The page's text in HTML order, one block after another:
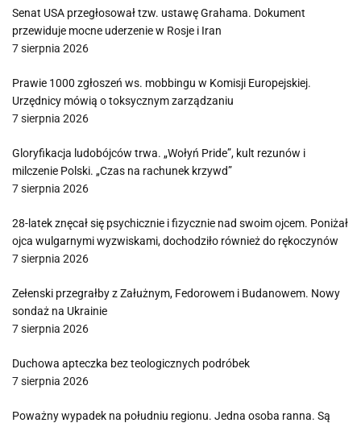
Senat USA przegłosował tzw. ustawę Grahama. Dokument
przewiduje mocne uderzenie w Rosje i Iran
7 sierpnia 2026
Prawie 1000 zgłoszeń ws. mobbingu w Komisji Europejskiej.
Urzędnicy mówią o toksycznym zarządzaniu
7 sierpnia 2026
Gloryfikacja ludobójców trwa. „Wołyń Pride”, kult rezunów i
milczenie Polski. „Czas na rachunek krzywd”
7 sierpnia 2026
28-latek znęcał się psychicznie i fizycznie nad swoim ojcem. Poniżał
ojca wulgarnymi wyzwiskami, dochodziło również do rękoczynów
7 sierpnia 2026
Zełenski przegrałby z Załużnym, Fedorowem i Budanowem. Nowy
sondaż na Ukrainie
7 sierpnia 2026
Duchowa apteczka bez teologicznych podróbek
7 sierpnia 2026
Poważny wypadek na południu regionu. Jedna osoba ranna. Są